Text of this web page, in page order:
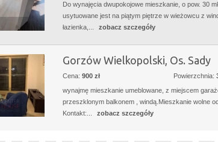
Do wynajęcia dwupokojowe mieszkanie, o pow. 30
usytuowane jest na piątym piętrze w wieżowcu z
łazienka,...
zobacz szczegóły
Gorzów Wielkopolski, Os. Sady
Cena: 900 zł Powierzchnia:
wynajmę mieszkanie umeblowane, z miejscem
przeszklonym balkonem , windą.Mieszkanie wolne
Kontakt:...
zobacz szczegóły